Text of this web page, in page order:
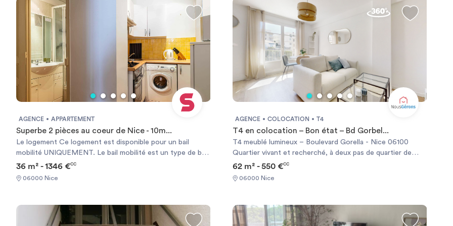
sont meublés.
sont meublés.
AGENCE APPARTEMENT
Superbe 2 pièces au coeur de Nice - 10m...
Le logement Ce logement est disponible pour un bail
mobilité UNIQUEMENT. Le bail mobilité est un type de bail
de location meublée de courte durée. Il vise à faciliter la
mobilité des locataires, et notamment ceux amenés à
déménager pour des raisons professionnelles (mutation ou
alternance ou en stage. L'appartement est situé en plein
coeur de Nice, à seulement quelques pas de la Basilique
36 m² - 1346 €CC
06000 Nice
AGENCE COLOCATION T4
T4 en colocation – Bon état – Bd Gorbel...
T4 meublé lumineux – Boulevard Gorella - Nice 06100
Quartier vivant et recherché, à deux pas de quartier de
Saint Sylvestre Nous vous proposons une chambre dans
cet appartement en collocation, meublé et équipé de 62.16
m², idéalement situé dans le très demandé saint Sylvestre.
digicode, interphone, gardien il bénéficie d’un calme
appréciable malgré l’animation du quartier. Caractéristiques
62 m² - 550 €CC
06000 Nice